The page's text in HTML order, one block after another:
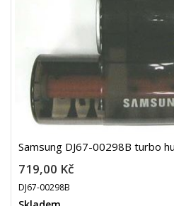
Samsung DJ67-00298B turbo
719,00 Kč
DJ67-00298B